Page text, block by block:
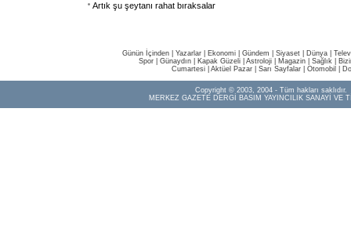
Artık şu şeytanı rahat bıraksalar
Günün İçinden Yazarlar Ekonomi Gündem Siyaset Dünya |
Spor
Günaydın Kapak Güzeli Astroloji Magazin Sağlık
Cumartesi| Aktüel Pazar| Sarı Sayfalar| Otomobil
Copyright © 2003, 2004 - Tüm hakları saklıdır.
MERKEZ GAZETE DERGİ BASIM YAYINCILIK SANAYİ VE